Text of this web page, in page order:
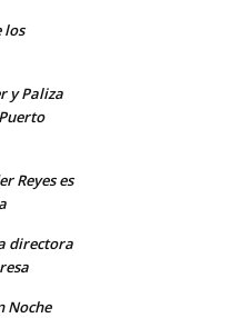
los
y Paliza
Reyes es
directora
Noche